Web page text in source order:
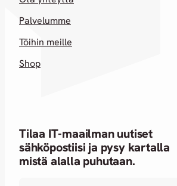
Palvelumme
Töihin meille
Shop
Tilaa IT-maailman uutiset
sähköpostiisi ja pysy kartalla
mistä alalla puhutaan.